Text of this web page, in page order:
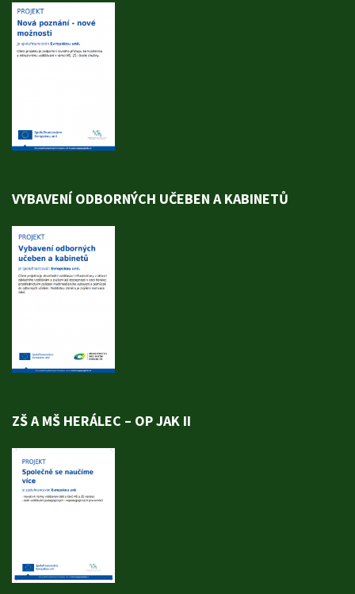
VYBAVENÍ ODBORNÝCH UČEBEN A KABINETŮ
ZŠ A MŠ HERÁLEC – OP JAK II